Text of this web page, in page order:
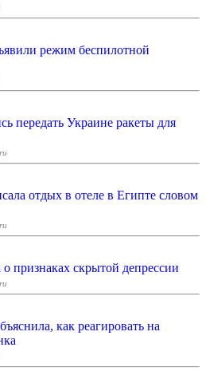
режим беспилотной
передать Украине ракеты для
отдых в отеле в Египте словом
о признаках скрытой депрессии
как реагировать на